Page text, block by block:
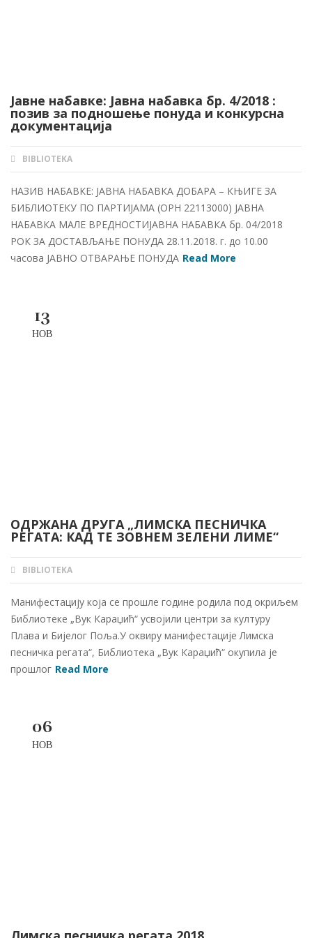
Јавне набавке: Јавна набавка бр. 4/2018 :
позив за подношење понуда и конкурсна
документација
AUTHOR
BIBLIOTEKA
НАЗИВ НАБАВКЕ: ЈАВНА НАБАВКА ДОБАРА – КЊИГЕ ЗА
БИБЛИОТЕКУ ПО ПАРТИЈАМА (ОРН 22113000) ЈАВНА
НАБАВКА МАЛЕ ВРЕДНОСТИЈАВНА НАБАВКА бр. 04/2018
РОК ЗА ДОСТАВЉАЊЕ ПОНУДА 28.11.2018. г. до 10.00
часова ЈАВНО ОТВАРАЊЕ ПОНУДА Read More
13
НОВ
ОДРЖАНА ДРУГА „ЛИМСКА ПЕСНИЧКА
РЕГАТА: КАД ТЕ ЗОВНЕМ ЗЕЛЕНИ ЛИМЕ“
AUTHOR
BIBLIOTEKA
Манифестацију која се прошле године родила под окриљем
Библиотеке „Вук Караџић“ усвојили центри за културу
Плава и Бијелог Поља.У оквиру манифестације Лимска
песничка регата“, Библиотека „Вук Караџић“ окупила је
прошлог Read More
06
НОВ